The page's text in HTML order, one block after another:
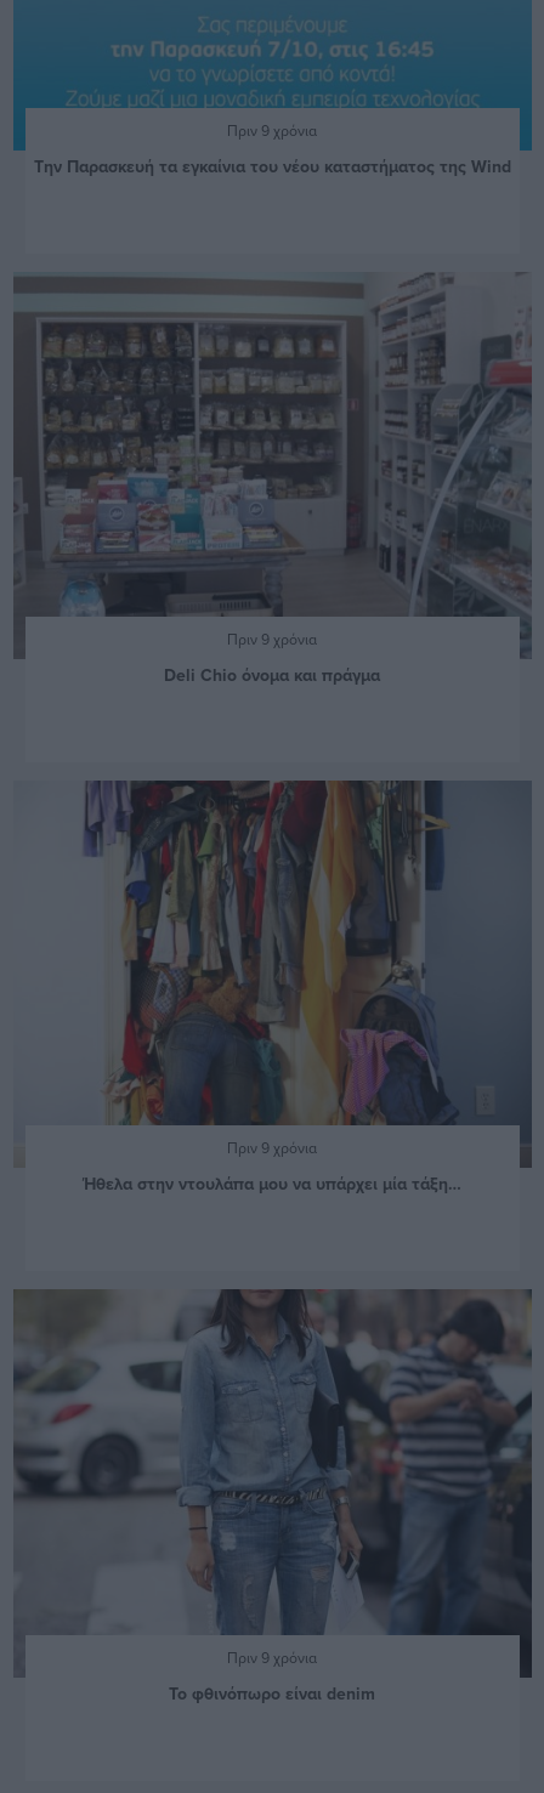
Πριν 9 χρόνια
Την Παρασκευή τα εγκαίνια του νέου καταστήματος της Wind
Πριν 9 χρόνια
Deli Chio όνομα και πράγμα
Πριν 9 χρόνια
Ήθελα στην ντουλάπα μου να υπάρχει μία τάξη…
Πριν 9 χρόνια
Το φθινόπωρο είναι denim